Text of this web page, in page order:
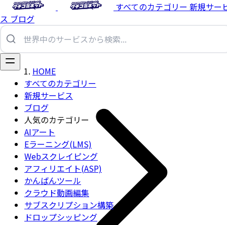
すべてのカテゴリー 新規サー
ス ブログ
すべてのカテゴリー
新規サービス
ブログ
人気のカテゴリー
AIアート
Eラーニング(LMS)
Webスクレイピング
アフィリエイト(ASP)
かんばんツール
クラウド動画編集
サブスクリプション構築
ドロップシッピング
HOME